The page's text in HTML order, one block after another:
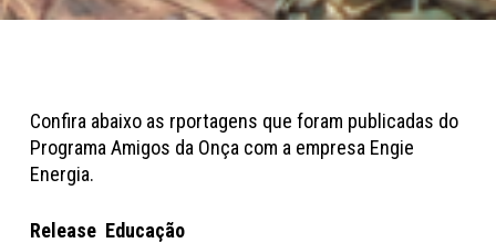
Confira abaixo as rportagens que foram publicadas do
Programa Amigos da Onça com a empresa Engie
Energia.
Release Educação